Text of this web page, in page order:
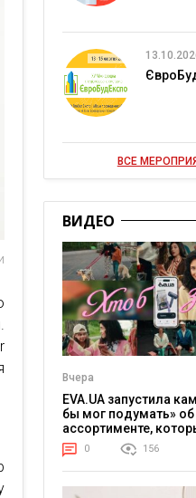
ВСЕ
ВИДЕО
Вчера
EVA.UA запустила
бы мог подумать» об
ассортименте,
покупатели не
на платформе
0 156